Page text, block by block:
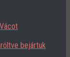
bejártuk